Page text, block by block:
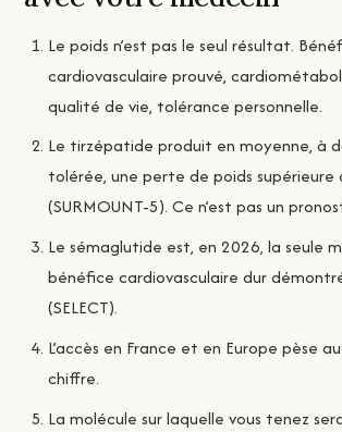
Le poids n’est pas le seul résultat.
cardiovasculaire prouvé,
qualité de vie, tolérance personnelle.
Le tirzépatide produit en moyenne, à
tolérée, une perte de poids supérieure
(SURMOUNT-5). Ce n’est pas un
Le sémaglutide est, en 2026, la seule
bénéfice cardiovasculaire dur
(SELECT).
L’accès en France et en Europe pèse
chiffre.
La molécule sur laquelle vous tenez